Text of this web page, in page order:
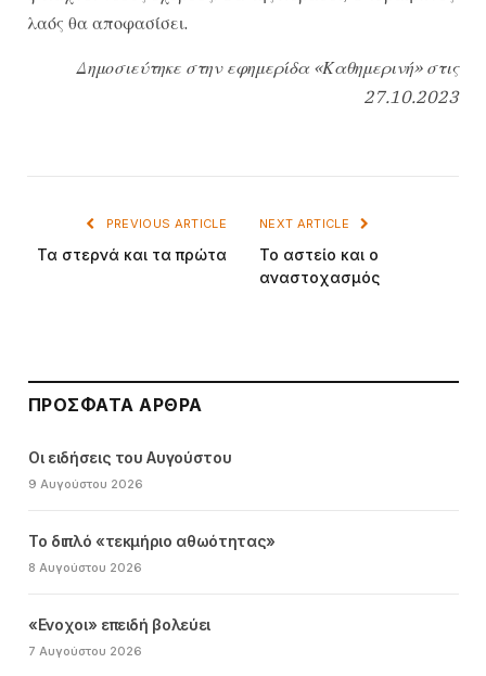
λαός θα αποφασίσει.
Δημοσιεύτηκε στην εφημερίδα «Καθημερινή» στις
27.10.2023
PREVIOUS ARTICLE
Τα στερνά και τα πρώτα
NEXT ARTICLE
Το αστείο και ο
αναστοχασμός
ΠΡΌΣΦΑΤΑ ΆΡΘΡΑ
Οι ειδήσεις του Αυγούστου
9 Αυγούστου 2026
Το διπλό «τεκμήριο αθωότητας»
8 Αυγούστου 2026
«Ενοχοι» επειδή βολεύει
7 Αυγούστου 2026